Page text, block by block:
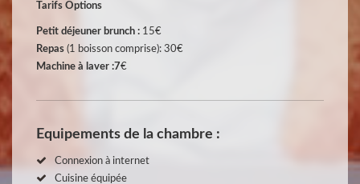
Tarifs Options
Petit déjeuner brunch : 15€
Repas (1 boisson comprise): 30€
Machine à laver :7€
Equipements de la chambre :
Connexion à internet
Cuisine équipée